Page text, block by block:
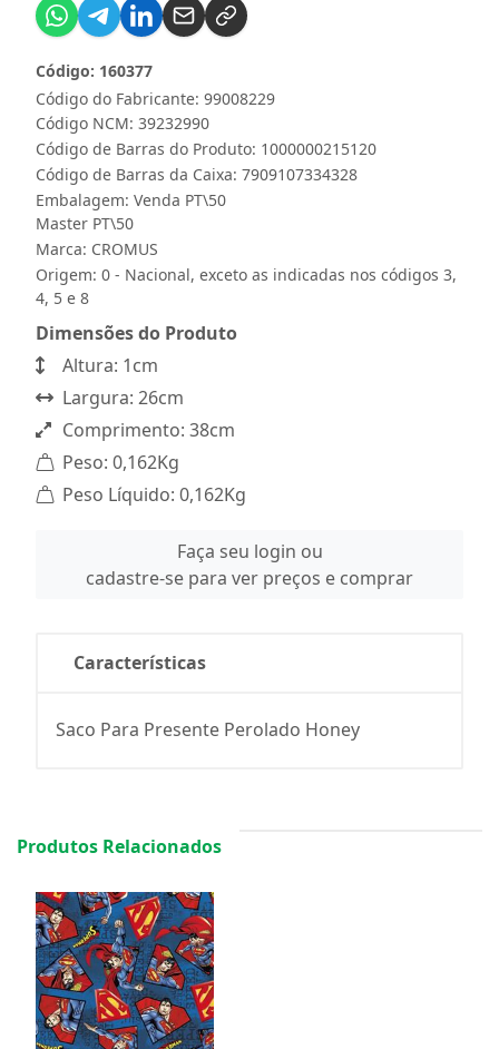
Código do Fabricante: 99008229
Código: 160377
Código NCM: 39232990
Código de Barras do Produto: 1000000215120
Código de Barras da Caixa: 7909107334328
Embalagem: Venda PT\50
Master PT\50
Marca: CROMUS
Origem: 0 - Nacional, exceto as indicadas nos códigos 3,
4, 5 e 8
Dimensões do Produto
Altura: 1cm
Largura: 26cm
Comprimento: 38cm
Peso: 0,162Kg
Peso Líquido: 0,162Kg
Faça seu login ou
cadastre-se para ver preços e comprar
Características
Saco Para Presente Perolado Honey
Produtos Relacionados